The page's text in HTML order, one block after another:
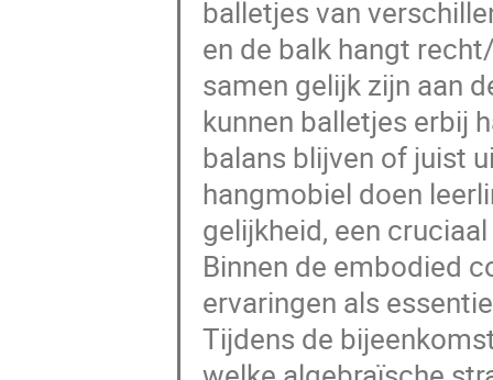
balletjes van
en de balk hangt
samen gelijk zijn aan
kunnen balletjes erbij
balans blijven of juist
hangmobiel doen
gelijkheid, een
Binnen de embodied
ervaringen als
Tijdens de